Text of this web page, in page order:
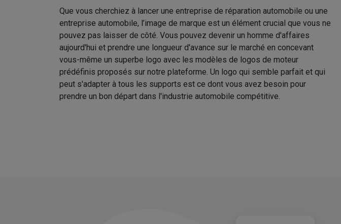
Que vous cherchiez à lancer une entreprise de réparation automobile ou une
entreprise automobile, l’image de marque est un élément crucial que vous ne
pouvez pas laisser de côté. Vous pouvez devenir un homme d'affaires
aujourd'hui et prendre une longueur d'avance sur le marché en concevant
vous-même un superbe logo avec les modèles de logos de moteur
prédéfinis proposés sur notre plateforme. Un logo qui semble parfait et qui
peut s'adapter à tous les supports est ce dont vous avez besoin pour
prendre un bon départ dans l'industrie automobile compétitive.